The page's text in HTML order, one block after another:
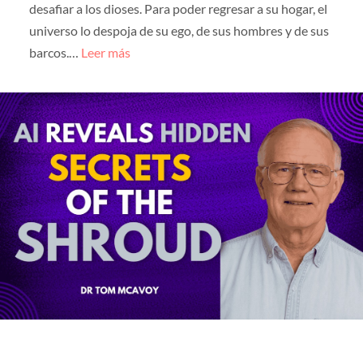
desafiar a los dioses. Para poder regresar a su hogar, el
universo lo despoja de su ego, de sus hombres y de sus
barcos.… Leer más